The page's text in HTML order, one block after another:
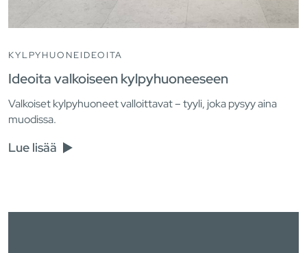
KYLPYHUONEIDEOITA
Ideoita valkoiseen kylpyhuoneeseen
Valkoiset kylpyhuoneet valloittavat – tyyli, joka pysyy aina
muodissa.
Lue lisää